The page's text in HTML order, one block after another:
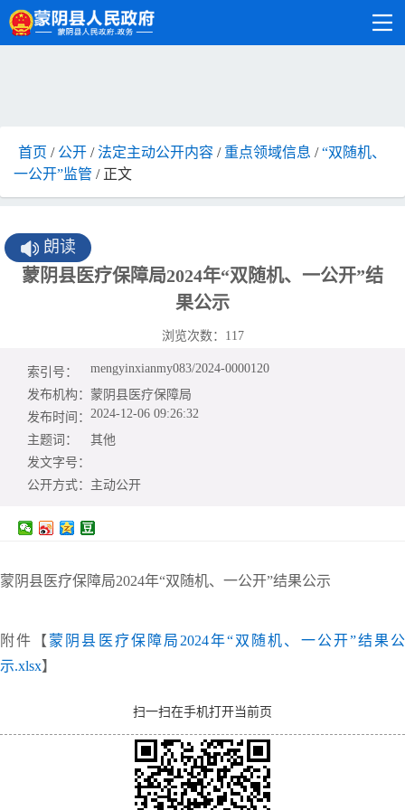
首页 / 公开 /法定主动公开内容 / 重点领域信息 /“双随机、
一公开”监管 / 正文
朗读
蒙阴县医疗保障局2024年“双随机、一公开”结
果公示
浏览次数： 117
索引号：
mengyinxianmy083/2024-0000120
发布机构： 蒙阴县医疗保障局
发布时间： 2024-12-06 09:26:32
主题词：
其他
发文字号：
公开方式： 主动公开
蒙阴县医疗保障局2024年“双随机、一公开”结果公示
附件【 蒙阴县医疗保障局2024年“双随机、一公开”结果公
示.xlsx】
扫一扫在手机打开当前页